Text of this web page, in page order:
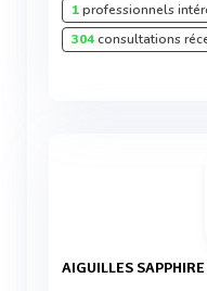
1professionnels
304consultations
AIGUILLES